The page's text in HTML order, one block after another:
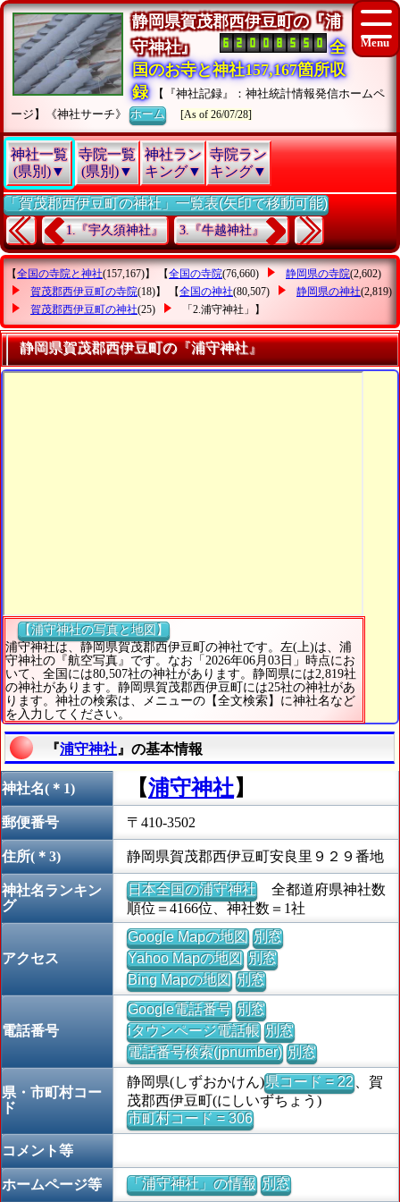
静岡県賀茂郡西伊豆町の『浦
守神社』
全
国のお寺と神社157,167箇所収
録
【『神社記録』：神社統計情報発信ホームペ
ージ】《神社サーチ》ホーム [As of 26/07/28]
神社一覧
(県別)▼
寺院一覧
(県別)▼
神社ラン
キング▼
寺院ラン
キング▼
「賀茂郡西伊豆町の神社」一覧表(矢印で移動可能)
1.『宇久須神社』 3.『牛越神社』
【全国の寺院と神社(157,167)】 【全国の寺院(76,660) 静岡県の寺院(2,602)
賀茂郡西伊豆町の寺院(18)】 【全国の神社(80,507) 静岡県の神社(2,819)
賀茂郡西伊豆町の神社(25) 「2.浦守神社」 】
静岡県賀茂郡西伊豆町の『浦守神社』
【浦守神社の写真と地図】
浦守神社は、静岡県賀茂郡西伊豆町の神社です。左(上)は、浦
守神社の『航空写真』です。なお「2026年06月03日」時点にお
いて、全国には80,507社の神社があります。静岡県には2,819社
の神社があります。静岡県賀茂郡西伊豆町には25社の神社があ
ります。神社の検索は、メニューの【全文検索】に神社名など
を入力してください。
『浦守神社 』の基本情報
神社名(＊1) 【浦守神社】
郵便番号 〒410-3502
住所(＊3) 静岡県賀茂郡西伊豆町安良里９２９番地
神社名ランキン
グ
日本全国の浦守神社全都道府県神社数
順位＝4166位、神社数＝1社
アクセス
Google Mapの地図 別窓
Yahoo Mapの地図 別窓
Bing Mapの地図 別窓
電話番号
Google電話番号 別窓
iタウンページ電話帳 別窓
電話番号検索(jpnumber) 別窓
県・市町村コー
ド
静岡県(しずおかけん)県コード = 22、賀
茂郡西伊豆町(にしいずちょう)
市町村コード = 306
コメント等
ホームページ等 「浦守神社」の情報 別窓